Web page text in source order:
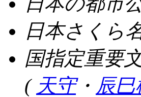
日本さくら
国指定重要
( 天守・ 辰巳